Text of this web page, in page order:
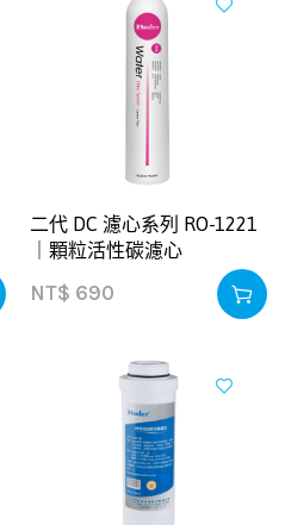
二代 DC 濾心系列 RO-1221
｜顆粒活性碳濾心
NT$ 690